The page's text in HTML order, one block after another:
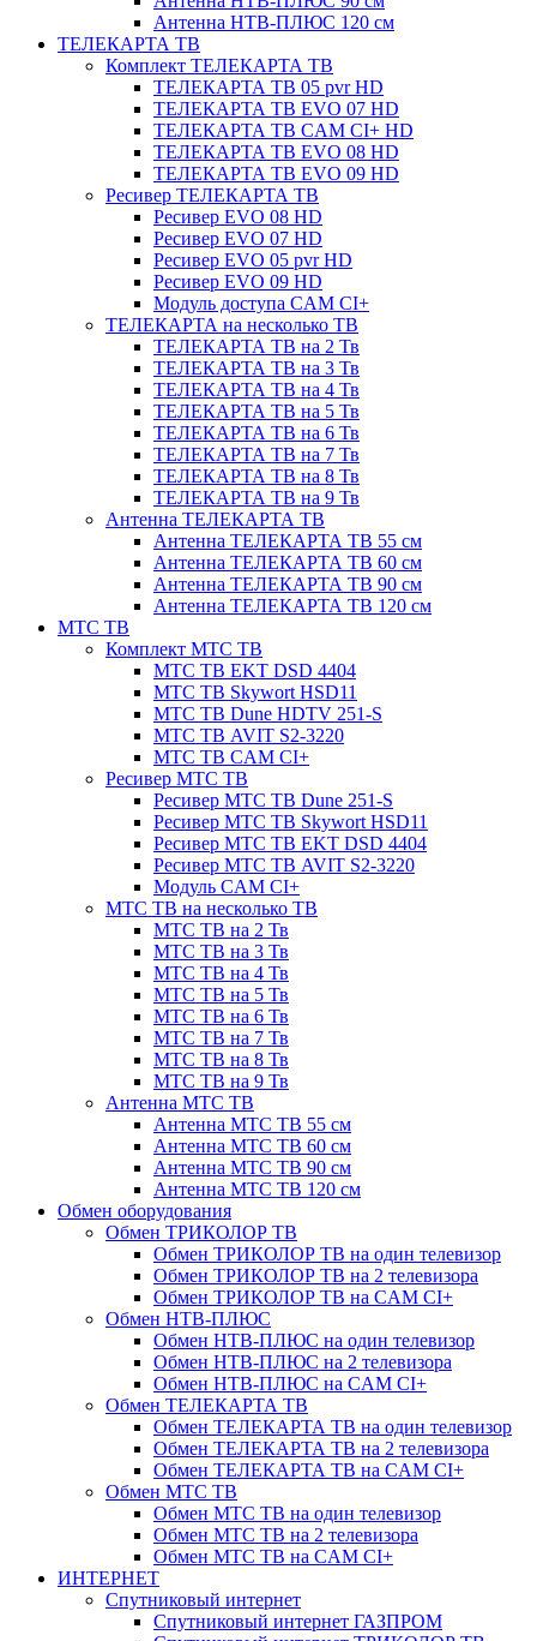
Антенна НТВ-ПЛЮС 120 см
ТЕЛЕКАРТА ТВ
Комплект ТЕЛЕКАРТА ТВ
ТЕЛЕКАРТА ТВ 05 pvr HD
ТЕЛЕКАРТА ТВ EVO 07 HD
ТЕЛЕКАРТА ТВ CAM CI+ HD
ТЕЛЕКАРТА ТВ EVO 08 HD
ТЕЛЕКАРТА ТВ EVO 09 HD
Ресивер ТЕЛЕКАРТА ТВ
Ресивер EVO 08 HD
Ресивер EVO 07 HD
Ресивер EVO 05 pvr HD
Ресивер EVO 09 HD
Модуль доступа CAM CI+
ТЕЛЕКАРТА на несколько ТВ
ТЕЛЕКАРТА ТВ на 2 Тв
ТЕЛЕКАРТА ТВ на 3 Тв
ТЕЛЕКАРТА ТВ на 4 Тв
ТЕЛЕКАРТА ТВ на 5 Тв
ТЕЛЕКАРТА ТВ на 6 Тв
ТЕЛЕКАРТА ТВ на 7 Тв
ТЕЛЕКАРТА ТВ на 8 Тв
ТЕЛЕКАРТА ТВ на 9 Тв
Антенна ТЕЛЕКАРТА ТВ
Антенна ТЕЛЕКАРТА ТВ 55 см
Антенна ТЕЛЕКАРТА ТВ 60 см
Антенна ТЕЛЕКАРТА ТВ 90 см
Антенна ТЕЛЕКАРТА ТВ 120 см
МТС ТВ
Комплект МТС ТВ
МТС ТВ EKT DSD 4404
МТС ТВ Skywort HSD11
МТС ТВ Dune HDTV 251-S
МТС ТВ AVIT S2-3220
МТС ТВ CAM CI+
Ресивер МТС ТВ
Ресивер МТС ТВ Dune 251-S
Ресивер МТС ТВ Skywort HSD11
Ресивер МТС ТВ EKT DSD 4404
Ресивер МТС ТВ AVIT S2-3220
Модуль CAM CI+
МТС ТВ на несколько ТВ
МТС ТВ на 2 Тв
МТС ТВ на 3 Тв
МТС ТВ на 4 Тв
МТС ТВ на 5 Тв
МТС ТВ на 6 Тв
МТС ТВ на 7 Тв
МТС ТВ на 8 Тв
МТС ТВ на 9 Тв
Антенна МТС ТВ
Антенна МТС ТВ 55 см
Антенна МТС ТВ 60 см
Антенна МТС ТВ 90 см
Антенна МТС ТВ 120 см
Обмен оборудования
Обмен ТРИКОЛОР ТВ
Обмен ТРИКОЛОР ТВ на один телевизор
Обмен ТРИКОЛОР ТВ на 2 телевизора
Обмен ТРИКОЛОР ТВ на CAM CI+
Обмен НТВ-ПЛЮС
Обмен НТВ-ПЛЮС на один телевизор
Обмен НТВ-ПЛЮС на 2 телевизора
Обмен НТВ-ПЛЮС на CAM CI+
Обмен ТЕЛЕКАРТА ТВ
Обмен ТЕЛЕКАРТА ТВ на один телевизор
Обмен ТЕЛЕКАРТА ТВ на 2 телевизора
Обмен ТЕЛЕКАРТА ТВ на CAM CI+
Обмен МТС ТВ
Обмен МТС ТВ на один телевизор
Обмен МТС ТВ на 2 телевизора
Обмен МТС ТВ на CAM CI+
ИНТЕРНЕТ
Спутниковый интернет
Спутниковый интернет ГАЗПРОМ